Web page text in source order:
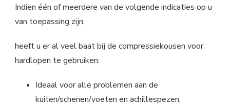
Indien één of meerdere van de volgende indicaties op u
van toepassing zijn,
heeft u er al veel baat bij de compressiekousen voor
hardlopen te gebruiken:
Ideaal voor alle problemen aan de
kuiten/schenen/voeten en achillespezen,